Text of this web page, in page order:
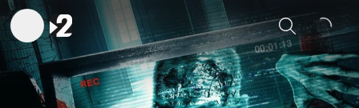
Sök